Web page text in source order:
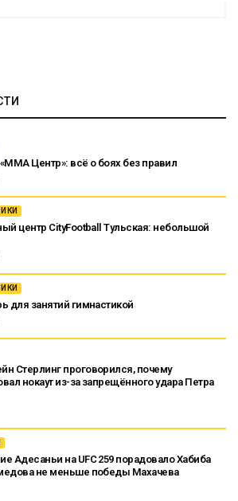
Центр»: всё о боях без правил
центр CityFootball Тульская: небольшой
для занятий гимнастикой
Стерлинг проговорился, почему
нокаут из-за запрещённого удара Петра
Адесаньи на UFC 259 порадовало Хабиба
не меньше победы Махачева